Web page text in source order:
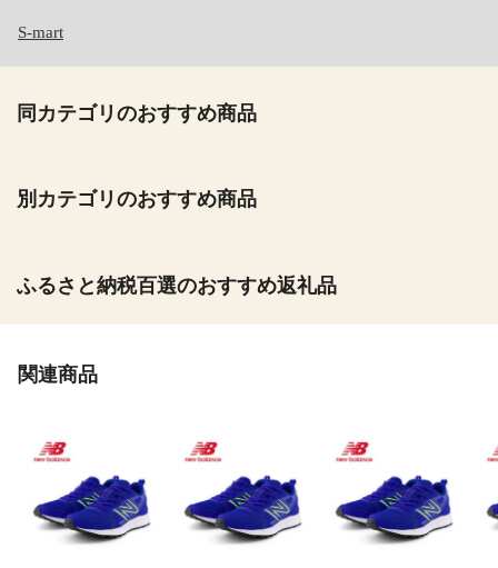
S-mart
同カテゴリのおすすめ商品
別カテゴリのおすすめ商品
ふるさと納税百選のおすすめ返礼品
関連商品